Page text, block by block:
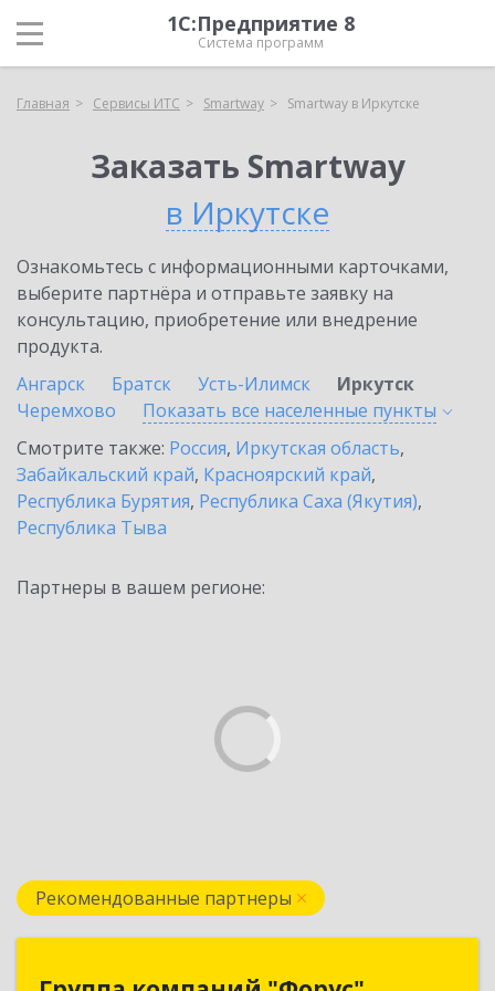
1С:Предприятие 8
Система программ
Главная Сервисы ИТС Smartway Smartway в Иркутске
Заказать Smartway
в Иркутске
Ознакомьтесь с информационными карточками,
выберите партнёра и отправьте заявку на
консультацию, приобретение или внедрение
продукта.
Ангарск
Братск Усть-Илимск
Иркутск
Черемхово
Показать все населенные пункты
Смотрите также: Россия, Иркутская область,
Забайкальский край, Красноярский край,
Республика Бурятия, Республика Саха (Якутия),
Республика Тыва
Партнеры в вашем регионе:
Рекомендованные партнеры
Группа компаний "Форус"